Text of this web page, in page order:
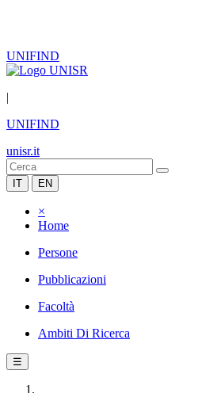
UNIFIND
|
UNIFIND
unisr.it
IT EN
×
Home
Persone
Pubblicazioni
Facoltà
Ambiti Di Ricerca
☰